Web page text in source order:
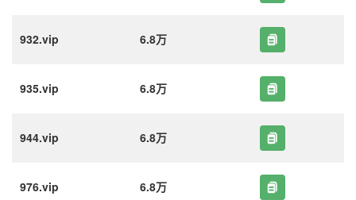
932.vip 6.8万
935.vip 6.8万
944.vip 6.8万
976.vip 6.8万